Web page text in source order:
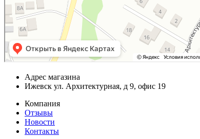
Адрес магазина
Ижевск ул. Архитектурная, д 9, офис 19
Компания
Отзывы
Новости
Контакты